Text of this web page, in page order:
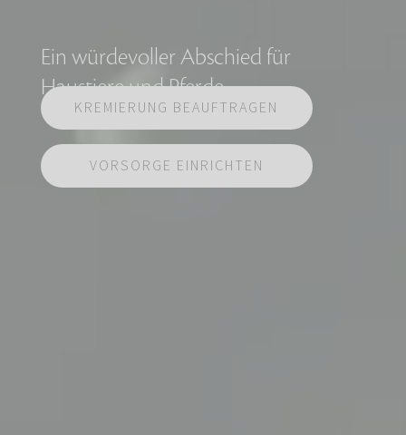
Ein würdevoller Abschied für
Haustiere und Pferde
KREMIERUNG BEAUFTRAGEN
VORSORGE EINRICHTEN